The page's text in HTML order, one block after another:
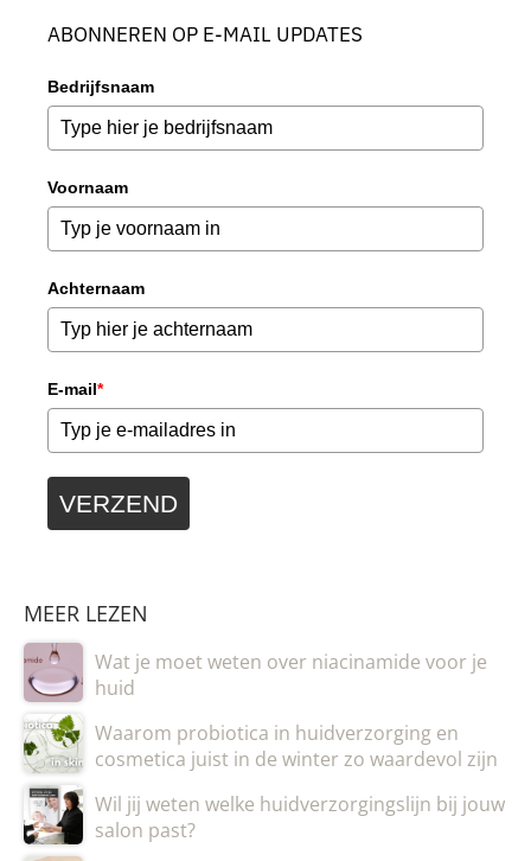
ABONNEREN OP E-MAIL UPDATES
Bedrijfsnaam
Voornaam
Achternaam
E-mail*
VERZEND
MEER LEZEN
Wat je moet weten over niacinamide voor je
huid
Waarom probiotica in huidverzorging en
cosmetica juist in de winter zo waardevol zijn
Wil jij weten welke huidverzorgingslijn bij jouw
salon past?